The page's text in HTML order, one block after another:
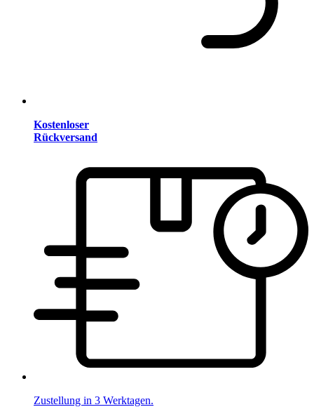
Kostenloser
Rückversand
Zustellung in 3 Werktagen.